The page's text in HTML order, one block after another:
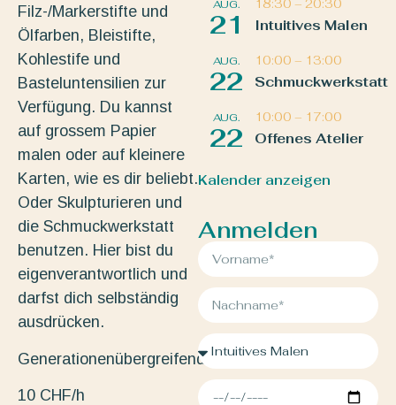
Filz-/Markerstifte und
Ölfarben, Bleistifte,
Kohlestife und
Basteluntensilien zur
Verfügung. Du kannst
auf grossem Papier
malen oder auf kleinere
Karten, wie es dir beliebt.
Oder Skulpturieren und
die Schmuckwerkstatt
benutzen. Hier bist du
eigenverantwortlich und
darfst dich selbständig
ausdrücken.
Generationenübergreifend.
10 CHF/h
AUG.
21
18:30 – 20:30
Intuitives Malen
AUG.
22
10:00 – 13:00
Schmuckwerkstatt
AUG.
22
10:00 – 17:00
Offenes Atelier
Kalender anzeigen
Anmelden